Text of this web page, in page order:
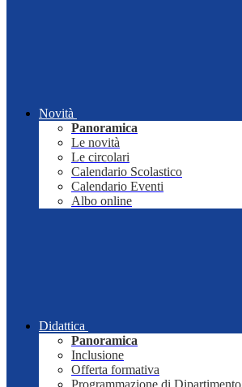
Novità
Panoramica
Le novità
Le circolari
Calendario Scolastico
Calendario Eventi
Albo online
Didattica
Panoramica
Inclusione
Offerta formativa